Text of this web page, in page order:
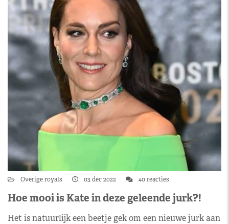
Overige royals 03 dec 2022 40 reacties
Hoe mooi is Kate in deze geleende jurk?!
Het is natuurlijk een beetje gek om een nieuwe jurk aan